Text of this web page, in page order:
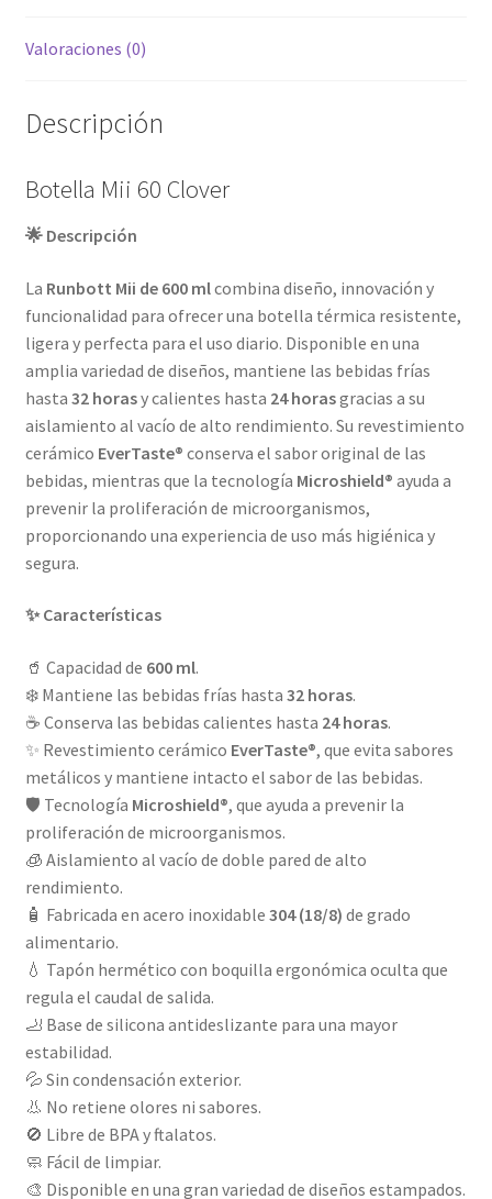
Valoraciones (0)
Descripción
Botella Mii 60 Clover
🌟 Descripción
La Runbott Mii de 600 mlcombina diseño, innovación y
funcionalidad para ofrecer una botella térmica resistente,
ligera y perfecta para el uso diario. Disponible en una
amplia variedad de diseños, mantiene las bebidas frías
hasta 32 horasy calientes hasta 24 horasgracias a su
aislamiento al vacío de alto rendimiento. Su revestimiento
cerámico EverTaste® conserva el sabor original de las
bebidas, mientras que la tecnología Microshield® ayuda a
prevenir la proliferación de microorganismos,
proporcionando una experiencia de uso más higiénica y
segura.
✨ Características
🥤 Capacidad de 600 ml.
❄️ Mantiene las bebidas frías hasta 32 horas.
☕ Conserva las bebidas calientes hasta 24 horas.
✨ Revestimiento cerámico EverTaste®, que evita sabores
metálicos y mantiene intacto el sabor de las bebidas.
🛡️ Tecnología Microshield®, que ayuda a prevenir la
proliferación de microorganismos.
🧊 Aislamiento al vacío de doble pared de alto
rendimiento.
🧴 Fabricada en acero inoxidable 304 (18/8) de grado
alimentario.
💧 Tapón hermético con boquilla ergonómica oculta que
regula el caudal de salida.
🦶 Base de silicona antideslizante para una mayor
estabilidad.
💦 Sin condensación exterior.
👃 No retiene olores ni sabores.
🚫 Libre de BPA y ftalatos.
🧼 Fácil de limpiar.
🎨 Disponible en una gran variedad de diseños estampados.